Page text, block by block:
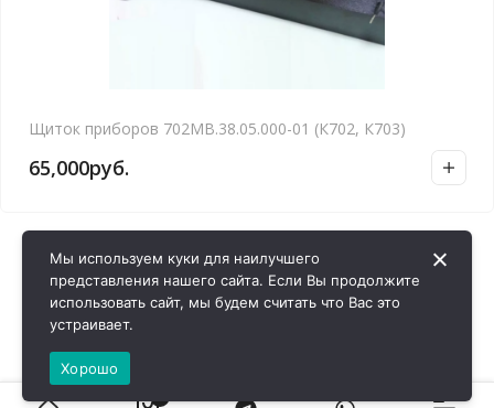
Щиток приборов 702МВ.38.05.000-01 (К702, К703)
65,000руб.
Мы используем куки для наилучшего
представления нашего сайта. Если Вы продолжите
использовать сайт, мы будем считать что Вас это
устраивает.
Хорошо